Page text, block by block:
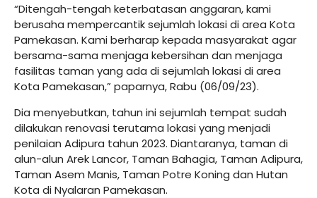
“Ditengah-tengah keterbatasan anggaran, kami
berusaha mempercantik sejumlah lokasi di area Kota
Pamekasan. Kami berharap kepada masyarakat agar
bersama-sama menjaga kebersihan dan menjaga
fasilitas taman yang ada di sejumlah lokasi di area
Kota Pamekasan,” paparnya, Rabu (06/09/23).
Dia menyebutkan, tahun ini sejumlah tempat sudah
dilakukan renovasi terutama lokasi yang menjadi
penilaian Adipura tahun 2023. Diantaranya, taman di
alun-alun Arek Lancor, Taman Bahagia, Taman Adipura,
Taman Asem Manis, Taman Potre Koning dan Hutan
Kota di Nyalaran Pamekasan.